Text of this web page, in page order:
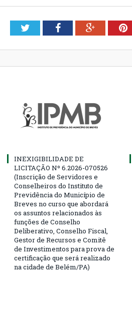
TwitterFacebookGoogle+
INEXIGIBILIDADE DE
LICITAÇÃO Nº 6.2026-070526
(Inscrição de Servidores e
Conselheiros do Instituto de
Previdência do Município de
Breves no curso que abordará
os assuntos relacionados às
funções de Conselho
Deliberativo, Conselho Fiscal,
Gestor de Recursos e Comitê
de Investimentos para prova de
certificação que será realizado
na cidade de Belém/PA)